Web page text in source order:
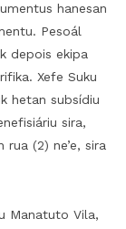
hanesan
Pesoál
depois ekipa
Xefe Suku
hetan subsídiu
sira,
(2) ne’e, sira
Manatuto Vila,